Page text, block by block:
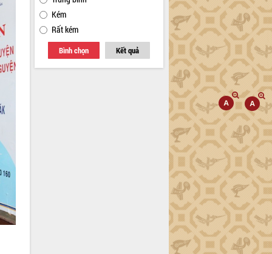
Kém
Rất kém
Bình chọn Kết quả